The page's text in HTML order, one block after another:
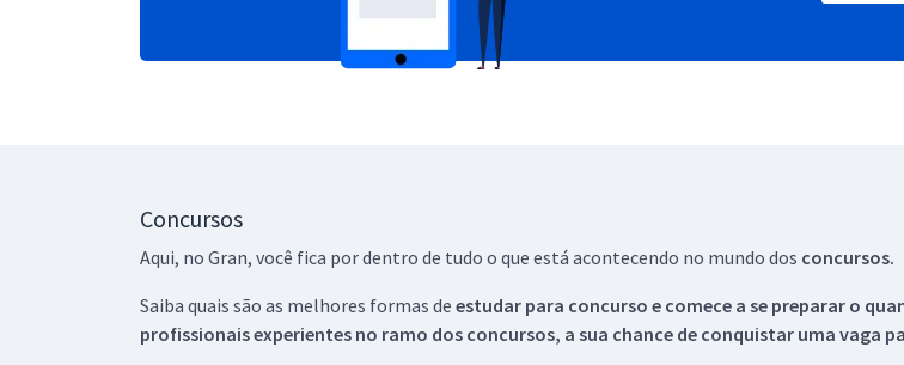
Concursos
Aqui, no Gran, você fica por dentro de tudo o que está acontecendo no mundo dos concursos.
Saiba quais são as melhores formas de estudar para concurso e comece a se preparar o
profissionais experientes no ramo dos concursos, a sua chance de conquistar uma vaga